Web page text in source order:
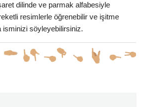
dilinde ve parmak alfabesiyle
resimlerle öğrenebilir ve işitme
isminizi söyleyebilirsiniz.